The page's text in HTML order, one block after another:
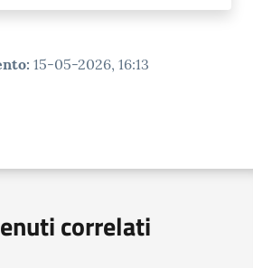
: 15-05-2026, 16:13
correlati